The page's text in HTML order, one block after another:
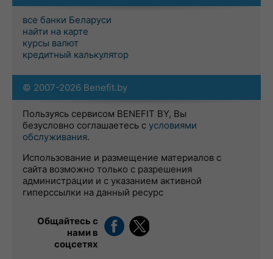
все банки Беларуси
найти на карте
курсы валют
кредитный калькулятор
© 2007-2026 Benefit.by
Пользуясь сервисом BENEFIT BY, Вы
безусловно соглашаетесь с условиями
обслуживания.
Использование и размещение материалов с
сайта возможно только с разрешения
администрации и с указанием активной
гиперссылки на данный ресурс
Общайтесь с
нами в
соцсетях